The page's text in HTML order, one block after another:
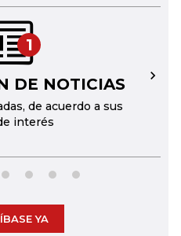
1
DE NOTICIAS
de acuerdo a sus
interés
→
YA